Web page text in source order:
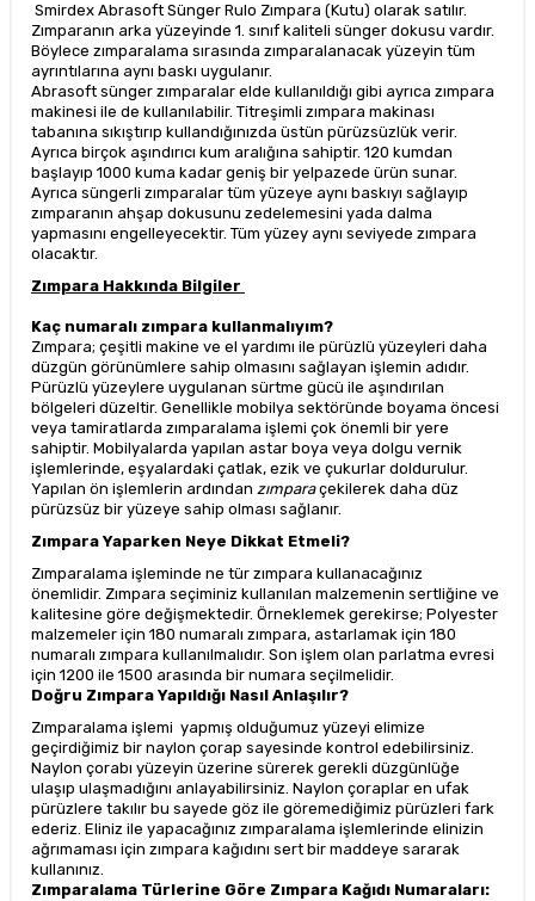
Smirdex Abrasoft Sünger Rulo Zımpara (Kutu) olarak satılır.
Zımparanın arka yüzeyinde 1. sınıf kaliteli sünger dokusu vardır.
Böylece zımparalama sırasında zımparalanacak yüzeyin tüm
ayrıntılarına aynı baskı uygulanır.
Abrasoft sünger zımparalar elde kullanıldığı gibi ayrıca zımpara
makinesi ile de kullanılabilir. Titreşimli zımpara makinası
tabanına sıkıştırıp kullandığınızda üstün pürüzsüzlük verir.
Ayrıca birçok aşındırıcı kum aralığına sahiptir. 120 kumdan
başlayıp 1000 kuma kadar geniş bir yelpazede ürün sunar.
Ayrıca süngerli zımparalar tüm yüzeye aynı baskıyı sağlayıp
zımparanın ahşap dokusunu zedelemesini yada dalma
yapmasını engelleyecektir. Tüm yüzey aynı seviyede zımpara
olacaktır.
Zımpara Hakkında Bilgiler
Kaç numaralı zımpara kullanmalıyım?
Zımpara; çeşitli makine ve el yardımı ile pürüzlü yüzeyleri daha
düzgün görünümlere sahip olmasını sağlayan işlemin adıdır.
Pürüzlü yüzeylere uygulanan sürtme gücü ile aşındırılan
bölgeleri düzeltir. Genellikle mobilya sektöründe boyama öncesi
veya tamiratlarda zımparalama işlemi çok önemli bir yere
sahiptir. Mobilyalarda yapılan astar boya veya dolgu vernik
işlemlerinde, eşyalardaki çatlak, ezik ve çukurlar doldurulur.
Yapılan ön işlemlerin ardından zımparaçekilerek daha düz
pürüzsüz bir yüzeye sahip olması sağlanır.
Zımpara Yaparken Neye Dikkat Etmeli?
Zımparalama işleminde ne tür zımpara kullanacağınız
önemlidir. Zımpara seçiminiz kullanılan malzemenin sertliğine ve
kalitesine göre değişmektedir. Örneklemek gerekirse; Polyester
malzemeler için 180 numaralı zımpara, astarlamak için 180
numaralı zımpara kullanılmalıdır. Son işlem olan parlatma evresi
için 1200 ile 1500 arasında bir numara seçilmelidir.
Doğru Zımpara Yapıldığı Nasıl Anlaşılır?
Zımparalama işlemi yapmış olduğumuz yüzeyi elimize
geçirdiğimiz bir naylon çorap sayesinde kontrol edebilirsiniz.
Naylon çorabı yüzeyin üzerine sürerek gerekli düzgünlüğe
ulaşıp ulaşmadığını anlayabilirsiniz. Naylon çoraplar en ufak
pürüzlere takılır bu sayede göz ile göremediğimiz pürüzleri fark
ederiz. Eliniz ile yapacağınız zımparalama işlemlerinde elinizin
ağrımaması için zımpara kağıdını sert bir maddeye sararak
kullanınız.
Zımparalama Türlerine Göre Zımpara Kağıdı Numaraları: